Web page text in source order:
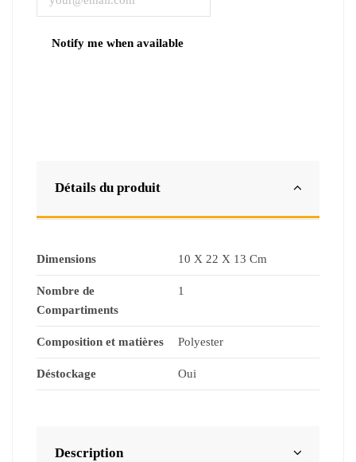
Détails du produit
Dimensions 10 X 22 X 13 Cm
Nombre de
Compartiments
1
Composition et matières Polyester
Déstockage Oui
Description